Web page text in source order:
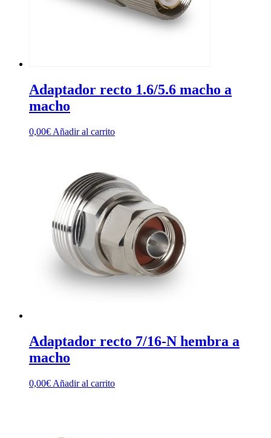
Adaptador recto 1.6/5.6 macho a
macho
0,00€ Añadir al carrito
Adaptador recto 7/16-N hembra a
macho
0,00€ Añadir al carrito